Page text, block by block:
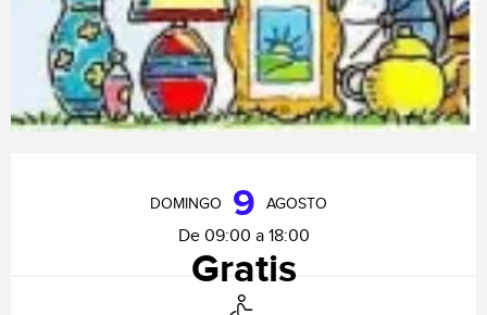
DOMINGO 9 AGOSTO
De 09:00 a 18:00
Gratis
Acceso para minusválidos